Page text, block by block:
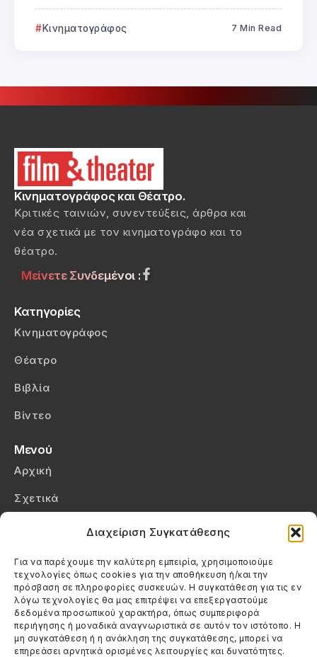
Διαχείριση Συγκατάθεσης
Για να παρέχουμε την καλύτερη εμπειρία, χρησιμοποιούμε
τεχνολογίες όπως cookies για την αποθήκευση ή/και την
πρόσβαση σε πληροφορίες συσκευών. Η συγκατάθεση για τις εν
λόγω τεχνολογίες θα μας επιτρέψει να επεξεργαστούμε
δεδομένα προσωπικού χαρακτήρα, όπως συμπεριφορά
περιήγησης ή μοναδικά αναγνωριστικά σε αυτόν τον ιστότοπο. Η
μη συγκατάθεση ή η ανάκληση της συγκατάθεσης, μπορεί να
επηρεάσει αρνητικά ορισμένες λειτουργίες και δυνατότητες.
Κινηματογράφος 7 Min Read
Κινηματογράφος και Θέατρο.
Κριτικές ταινιών, συνεντεύξεις, άρθρα και
νέα σχετικά με τον κινηματογράφο και το
θέατρο.
Μείνετε Συνδεμένοι :
Κατηγορίες
Κινηματογράφος
Θέατρο
Βιβλία
Βίντεο
Μενού
Αρχική
Σχετικά
Πολιτική Cookies (ΕΕ)
Στοιχεία Επικοινωνίας
Καλεσέ μας
(+30) 6974123481